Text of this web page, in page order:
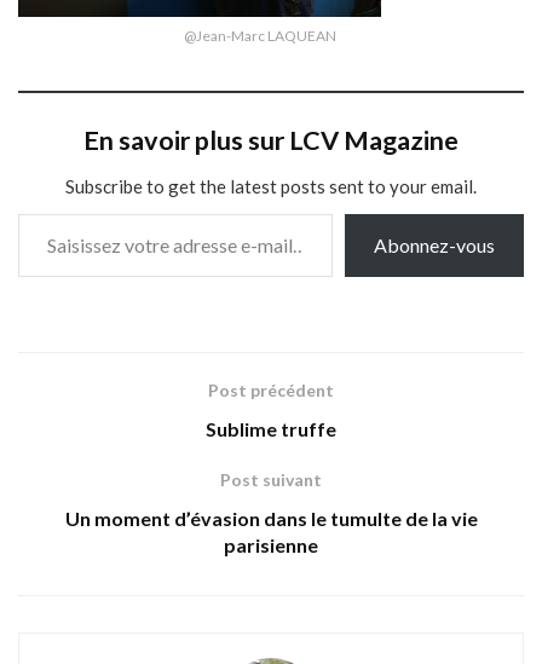
@Jean-Marc LAQUEAN
En savoir plus sur LCV Magazine
Subscribe to get the latest posts sent to your email.
Saisissez votre adresse e-mail…
Abonnez-vous
Post précédent
Sublime truffe
Post suivant
Un moment d’évasion dans le tumulte de la vie
parisienne